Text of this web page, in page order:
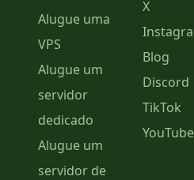
Alugue uma
VPS
Alugue um
servidor
dedicado
Alugue um
servidor de
X
Blog
Discord
TikTok
YouTube